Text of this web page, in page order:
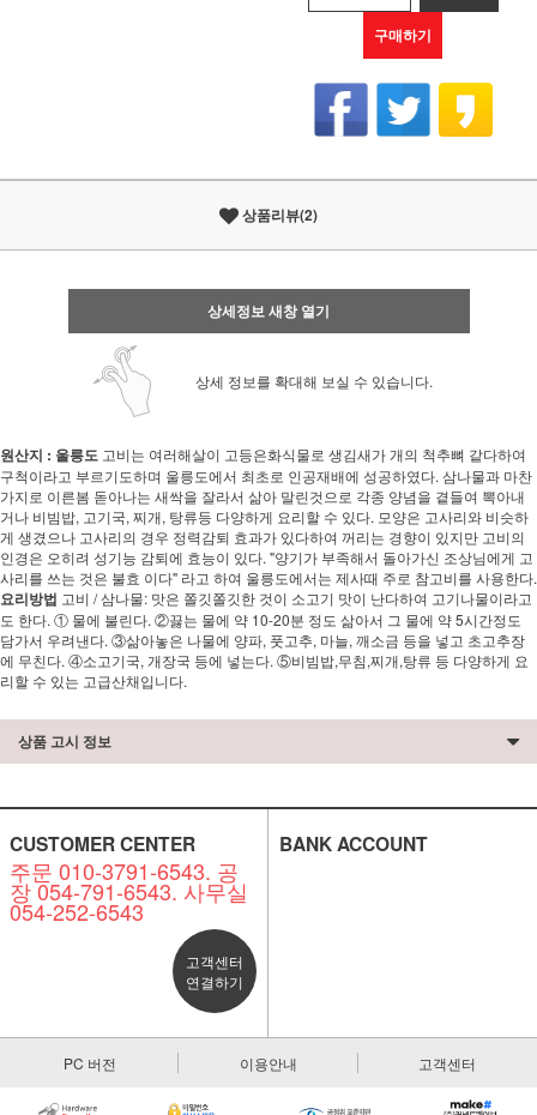
구매하기
상품리뷰(2)
상세정보 새창 열기
상세 정보를 확대해 보실 수 있습니다.
원산지 : 울릉도 고비는 여러해살이 고등은화식물로 생김새가 개의 척추뼈 같다하여
구척이라고 부르기도하며 울릉도에서 최초로 인공재배에 성공하였다. 삼나물과 마찬
가지로 이른봄 돋아나는 새싹을 잘라서 삶아 말린것으로 각종 양념을 곁들여 뽁아내
거나 비빔밥, 고기국, 찌개, 탕류등 다양하게 요리할 수 있다. 모양은 고사리와 비슷하
게 생겼으나 고사리의 경우 정력감퇴 효과가 있다하여 꺼리는 경향이 있지만 고비의
인경은 오히려 성기능 감퇴에 효능이 있다. "양기가 부족해서 돌아가신 조상님에게 고
사리를 쓰는 것은 불효 이다" 라고 하여 울릉도에서는 제사때 주로 참고비를 사용한다.
요리방법 고비 / 삼나물: 맛은 쫄깃쫄깃한 것이 소고기 맛이 난다하여 고기나물이라고
도 한다. ① 물에 불린다. ②끓는 물에 약 10-20분 정도 삶아서 그 물에 약 5시간정도
담가서 우려낸다. ③삶아놓은 나물에 양파, 풋고추, 마늘, 깨소금 등을 넣고 초고추장
에 무친다. ④소고기국, 개장국 등에 넣는다. ⑤비빔밥,무침,찌개,탕류 등 다양하게 요
리할 수 있는 고급산채입니다.
상품 고시 정보
CUSTOMER CENTER
주문 010-3791-6543. 공
장 054-791-6543. 사무실
054-252-6543
고객센터
연결하기
BANK ACCOUNT
PC 버전 이용안내 고객센터